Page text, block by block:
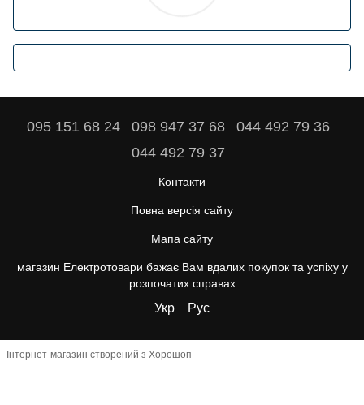
095 151 68 24 098 947 37 68
044 492 79 36
044 492 79 37
Контакти
Повна версія сайту
Мапа сайту
магазин Електротовари бажає Вам вдалих покупок та успіху у
розпочатих справах
Укр Рус
Інтернет-магазин створений з Хорошоп